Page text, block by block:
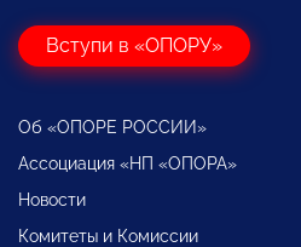
Вступи в «ОПОРУ»
Об «ОПОРЕ РОССИИ»
Ассоциация «НП «ОПОРА»
Новости
Комитеты и Комиссии